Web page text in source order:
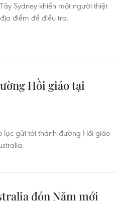
Sydney khiến một người thiệt
điểm để điều tra.
Hồi giáo tại
lực gửi tới thánh đường Hồi giáo
đón Năm mới